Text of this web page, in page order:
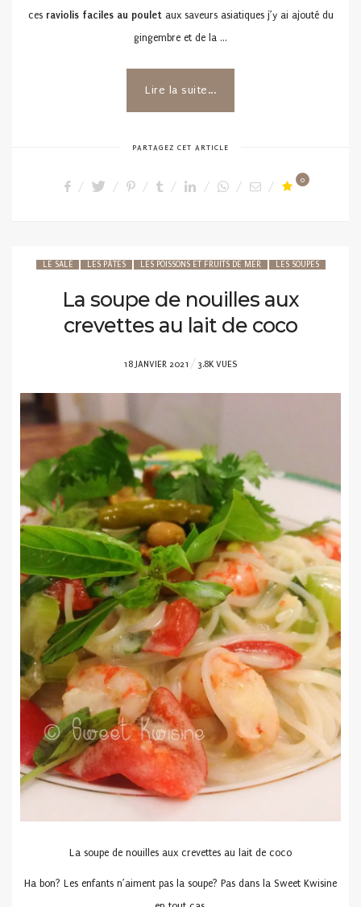
ces raviolis faciles au pouletaux saveurs asiatiques j’y ai ajouté du
gingembre et de la …
Lire la suite...
PARTAGEZ CET ARTICLE
0
LE SALÉ LES PÂTES LES POISSONS ET FRUITS DE MER LES SOUPES
La soupe de nouilles aux
crevettes au lait de coco
POSTED
18 JANVIER 2021 3.8K VUES
La soupe de nouilles aux crevettes au lait de coco
Ha bon? Les enfants n’aiment pas la soupe? Pas dans la Sweet Kwisine